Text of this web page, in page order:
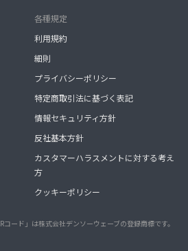
各種規定
利用規約
細則
プライバシーポリシー
特定商取引法に基づく表記
情報セキュリティ方針
反社基本方針
カスタマーハラスメントに対する考え
方
クッキーポリシー
コード」は株式会社デンソーウェーブの登録商標です。